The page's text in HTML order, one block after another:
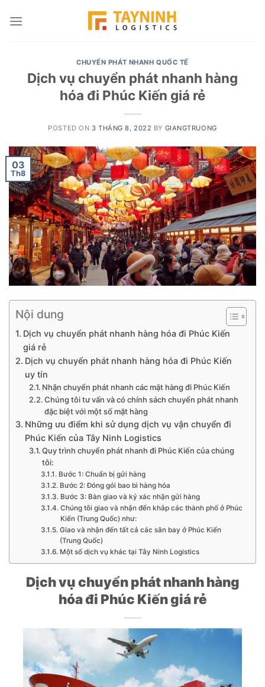
CHUYỂN PHÁT NHANH QUỐC TẾ
Dịch vụ chuyển phát nhanh hàng
hóa đi Phúc Kiến giá rẻ
POSTED ON 3 THÁNG 8, 2022 BY GIANGTRUONG
03
Th8
Nội dung
Dịch vụ chuyển phát nhanh hàng hóa đi Phúc Kiến
giá rẻ
Dịch vụ chuyển phát nhanh hàng hóa đi Phúc Kiến
uy tín
Nhận chuyển phát nhanh các mặt hàng đi Phúc Kiến
Chúng tôi tư vấn và có chính sách chuyển phát nhanh
đặc biệt với một số mặt hàng
Những ưu điểm khi sử dụng dịch vụ vận chuyển đi
Phúc Kiến của Tây Ninh Logistics
Quy trình chuyển phát nhanh đi Phúc Kiến của chúng
tôi:
Bước 1: Chuẩn bị gửi hàng
Bước 2: Đóng gói bao bì hàng hóa
Bước 3: Bàn giao và ký xác nhận gửi hàng
Chúng tôi giao và nhận đến khắp các thành phố ở Phúc
Kiến (Trung Quốc) như:
Giao và nhận đến tất cả các sân bay ở Phúc Kiến
(Trung Quốc)
Một số dịch vụ khác tại Tây Ninh Logistics
Dịch vụ chuyển phát nhanh hàng
hóa đi Phúc Kiến giá rẻ